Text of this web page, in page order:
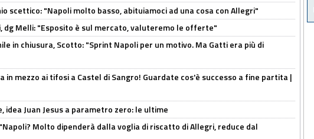
scettico: "Napoli molto basso, abituiamoci ad una cosa con Allegri"
dg Melli: "Esposito è sul mercato, valuteremo le offerte"
in chiusura, Scotto: "Sprint Napoli per un motivo. Ma Gatti era più di
in mezzo ai tifosi a Castel di Sangro! Guardate cos'è successo a fine partita |
idea Juan Jesus a parametro zero: le ultime
Molto dipenderà dalla voglia di riscatto di Allegri, reduce dal